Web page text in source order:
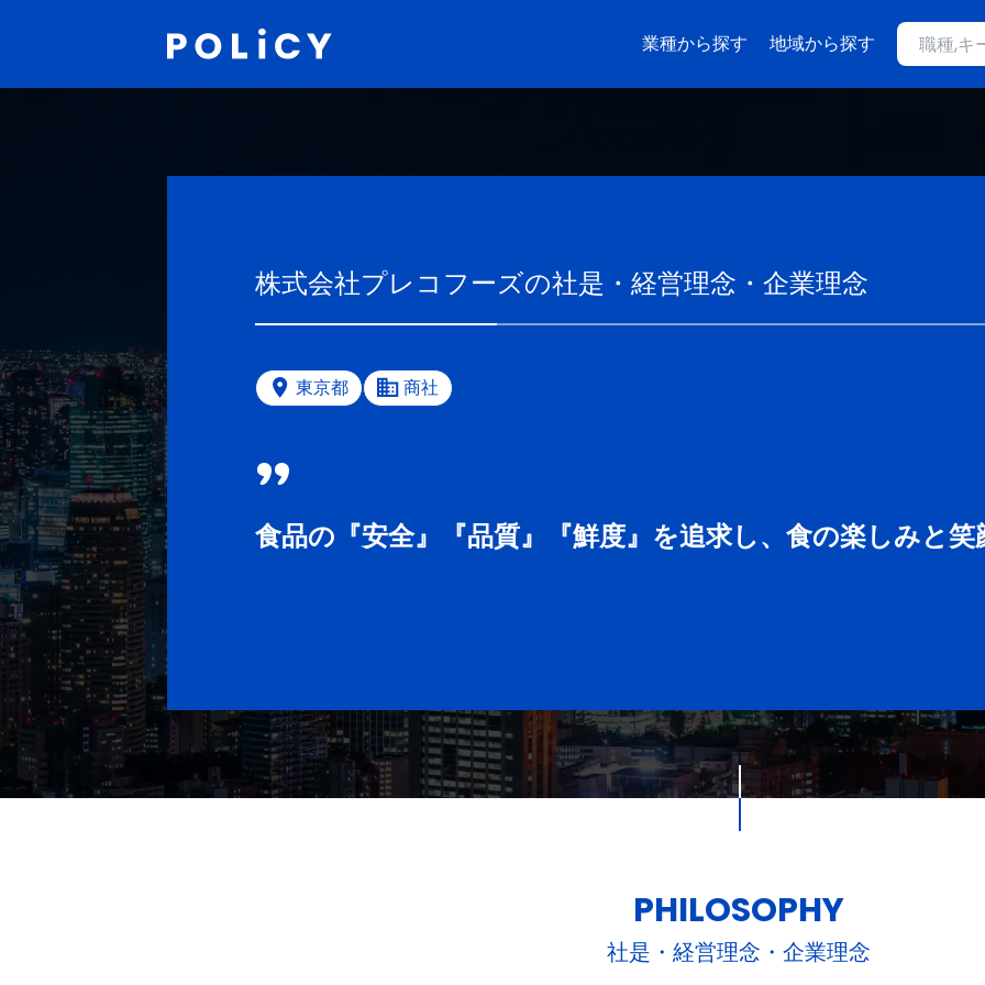
業種から探す 地域から探す
株式会社プレコフーズの社是・経営理念・企業理念
東京都 商社
食品の『安全』『品質』『鮮度』を追求し、食の楽しみと笑
PHILOSOPHY
社是・経営理念・企業理念